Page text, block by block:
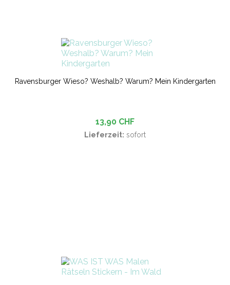
Ravensburger Wieso? Weshalb? Warum? Mein Kindergarten
13,90 CHF
Lieferzeit: sofort